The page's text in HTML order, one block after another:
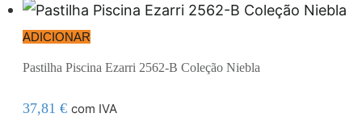
ADICIONAR
Pastilha Piscina Ezarri 2562-B Coleção Niebla
37,81 € com IVA